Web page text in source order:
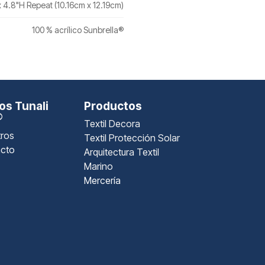
Repeat (10.16cm x 12.19cm)
100 % acrílico Sunbrella®
Tunali
Productos
Textil Decora
Textil Protección Solar
Arquitectura Textil
Marino
Mercería